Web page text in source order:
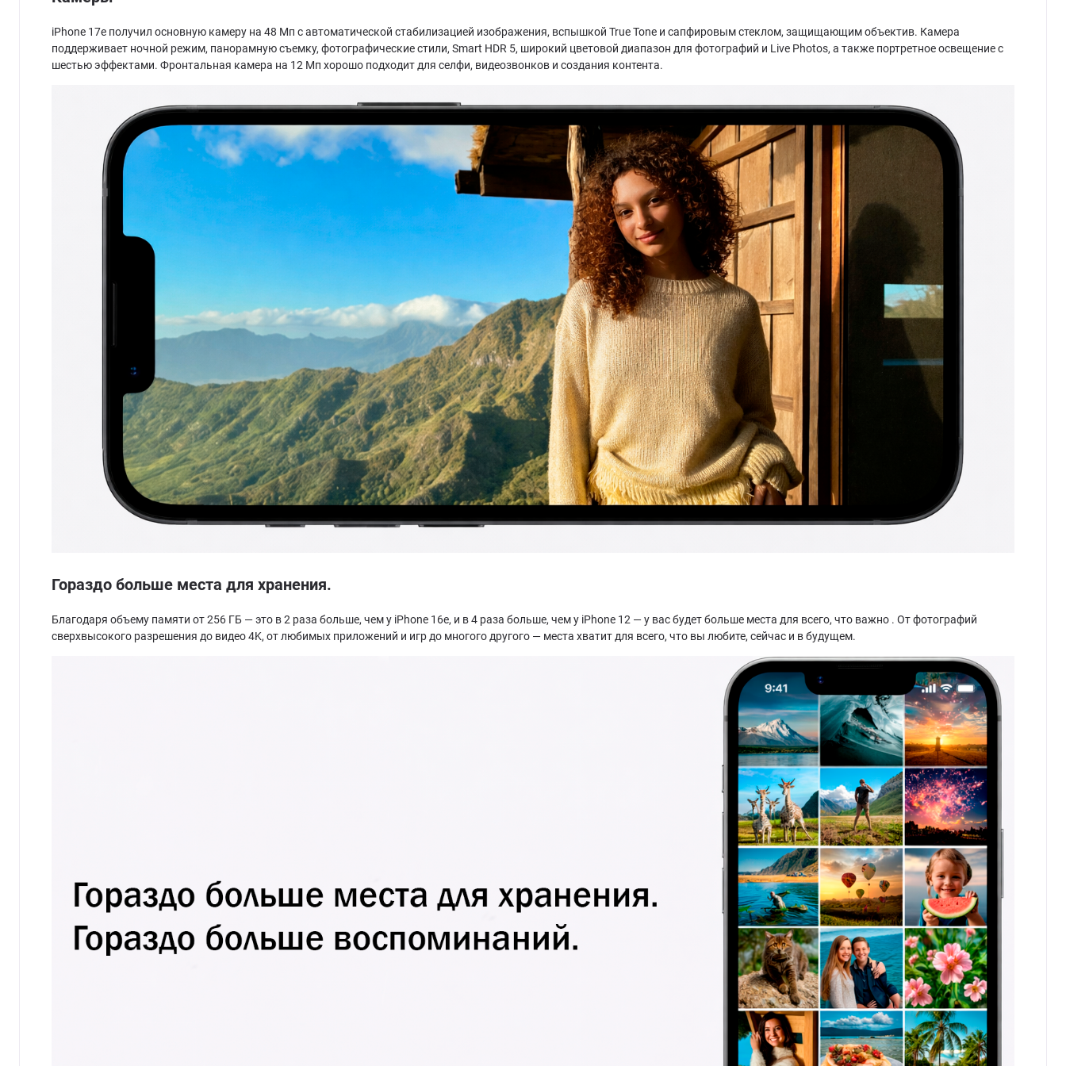
iPhone 17e получил основную камеру на 48 Мп с автоматической стабилизацией изображения, вспышкой True Tone и сапфировым стеклом, защищающим объектив. Камера
поддерживает ночной режим, панорамную съемку, фотографические стили, Smart HDR 5, широкий цветовой диапазон для фотографий и Live Photos, а также портретное освещение с
шестью эффектами. Фронтальная камера на 12 Мп хорошо подходит для селфи, видеозвонков и создания контента.
Гораздо больше места для хранения.
Благодаря объему памяти от 256 ГБ — это в 2 раза больше, чем у iPhone 16e, и в 4 раза больше, чем у iPhone 12 — у вас будетбольше места для всего, что важно . От фотографий
сверхвысокого разрешения до видео 4K, от любимых приложений и игр до многого другого — места хватит для всего, что вы любите, сейчас и в будущем.